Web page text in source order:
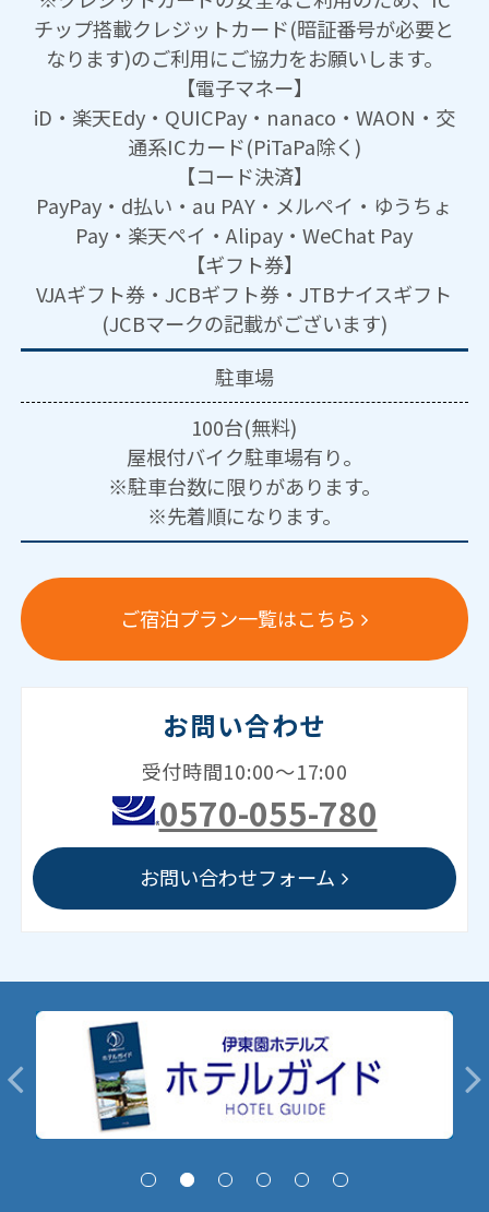
チップ搭載クレジットカード(暗証番号が必要と
なります)のご利用にご協力をお願いします。
【電子マネー】
iD・楽天Edy・QUICPay・nanaco・WAON・交
通系ICカード(PiTaPa除く)
【コード決済】
PayPay・d払い・au PAY・メルペイ・ゆうちょ
Pay・楽天ペイ・Alipay・WeChat Pay
【ギフト券】
VJAギフト券・JCBギフト券・JTBナイスギフト
(JCBマークの記載がございます)
駐車場
100台(無料)
屋根付バイク駐車場有り。
※駐車台数に限りがあります。
※先着順になります。
ご宿泊プラン一覧はこちら
お問い合わせ
受付時間10:00～17:00
0570-055-780
お問い合わせフォーム